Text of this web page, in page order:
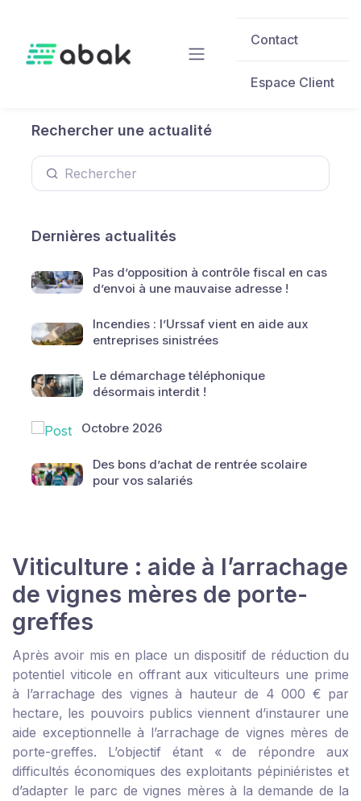
Contact
Espace Client
Rechercher une actualité
Dernières actualités
Pas d’opposition à contrôle fiscal en cas
d’envoi à une mauvaise adresse !
Incendies : l’Urssaf vient en aide aux
entreprises sinistrées
Le démarchage téléphonique
désormais interdit !
Octobre 2026
Des bons d’achat de rentrée scolaire
pour vos salariés
Viticulture : aide à l’arrachage
de vignes mères de porte-
greffes
Après avoir mis en place un dispositif de réduction du
potentiel viticole en offrant aux viticulteurs une prime
à l’arrachage des vignes à hauteur de 4 000 € par
hectare, les pouvoirs publics viennent d’instaurer une
aide exceptionnelle à l’arrachage de vignes mères de
porte-greffes. L’objectif étant « de répondre aux
difficultés économiques des exploitants pépiniéristes et
d’adapter le parc de vignes mères à la demande de la